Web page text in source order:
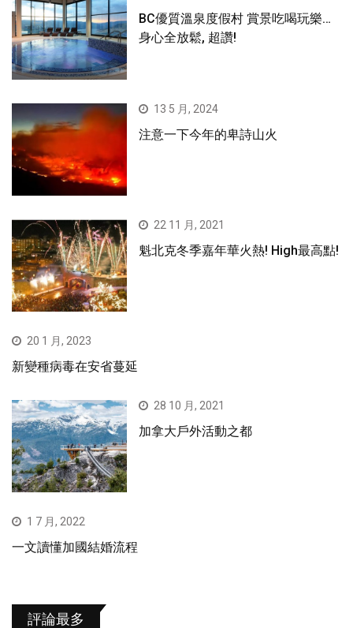
BC優質溫泉度假村 賞景吃喝玩樂…
身心全放鬆, 超讚!
13 5 月, 2024
注意一下今年的卑詩山火
22 11 月, 2021
魁北克冬季嘉年華火熱! High最高點!
20 1 月, 2023
新變種病毒在安省蔓延
28 10 月, 2021
加拿大戶外活動之都
1 7 月, 2022
一文讀懂加國結婚流程
評論最多